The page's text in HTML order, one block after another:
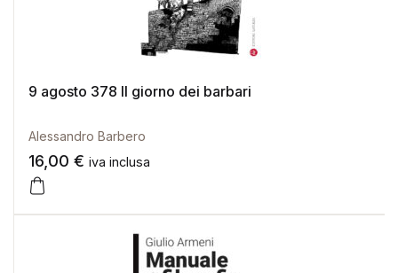
9 agosto 378 Il giorno dei barbari
Alessandro Barbero
16,00 € iva inclusa